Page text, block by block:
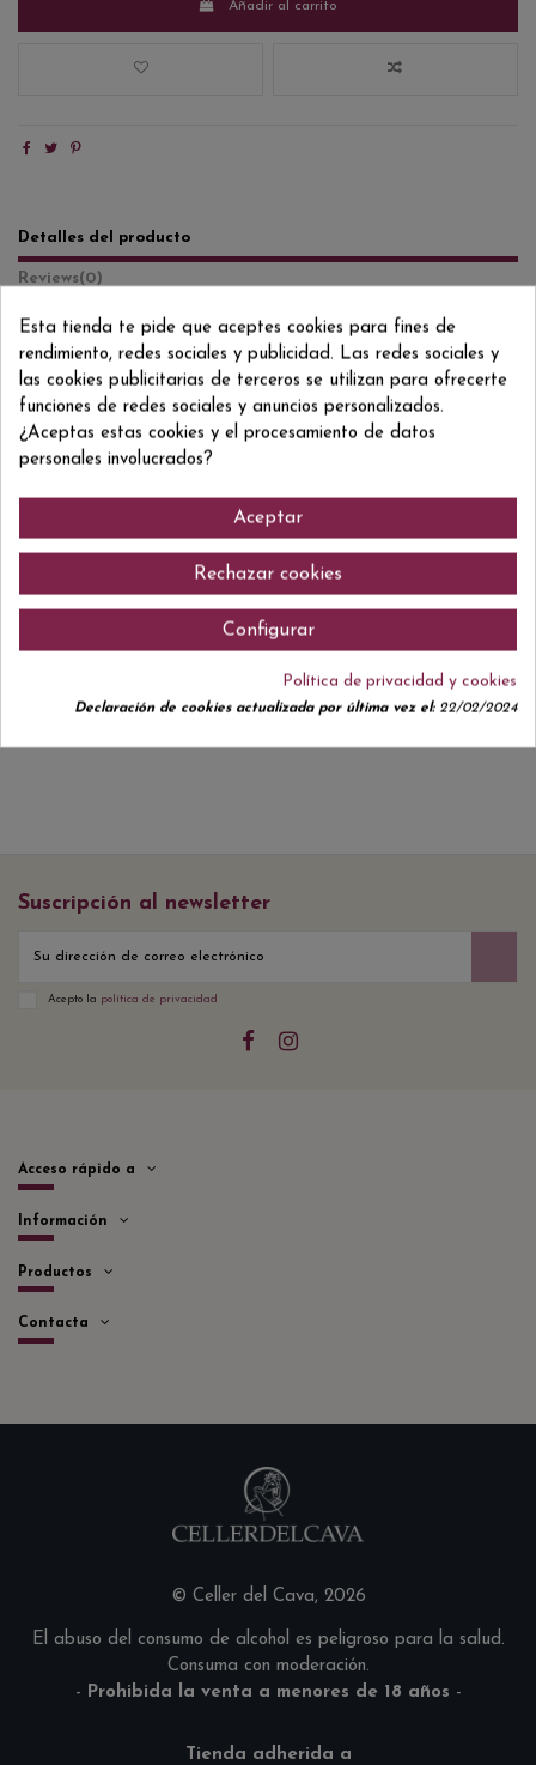
Añadir al carrito
Detalles del producto
Reviews(0)
Formato/Format 70 CL
Grado/Grau
ean13
Suscripción al newsletter
Acepto la política de privacidad
Acceso rápido a
Información
Productos
Contacta
© Celler del Cava, 2026
El abuso del consumo de alcohol es peligroso para la salud.
Consuma con moderación.
- Prohibida la venta a menores de 18 años -
Tienda adherida a
Esta tienda te pide que aceptes cookies para fines de
rendimiento, redes sociales y publicidad. Las redes sociales y
las cookies publicitarias de terceros se utilizan para ofrecerte
funciones de redes sociales y anuncios personalizados.
¿Aceptas estas cookies y el procesamiento de datos
personales involucrados?
Aceptar
Rechazar cookies
Configurar
Política de privacidad y cookies
Declaración de cookies actualizada por última vez el:22/02/2024